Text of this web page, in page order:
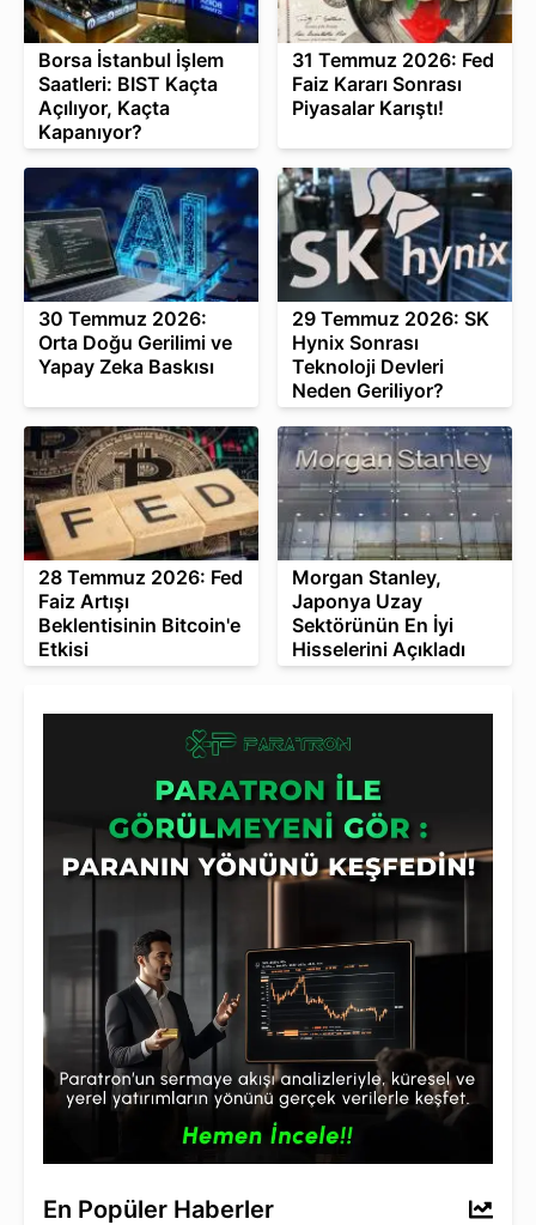
Borsa İstanbul İşlem
Saatleri: BIST Kaçta
Açılıyor, Kaçta
Kapanıyor?
31 Temmuz 2026: Fed
Faiz Kararı Sonrası
Piyasalar Karıştı!
30 Temmuz 2026:
Orta Doğu Gerilimi ve
Yapay Zeka Baskısı
29 Temmuz 2026: SK
Hynix Sonrası
Teknoloji Devleri
Neden Geriliyor?
28 Temmuz 2026: Fed
Faiz Artışı
Beklentisinin Bitcoin'e
Etkisi
Morgan Stanley,
Japonya Uzay
Sektörünün En İyi
Hisselerini Açıkladı
En Popüler Haberler